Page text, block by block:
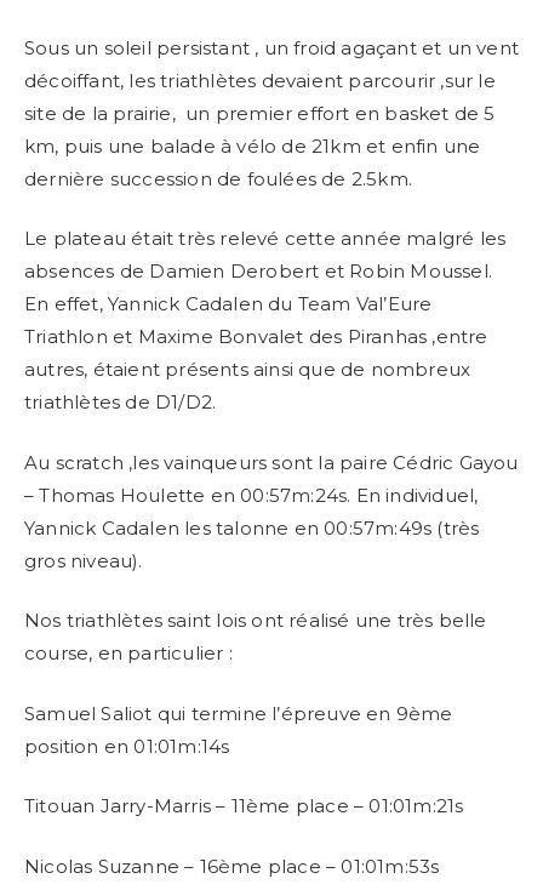
Sous un soleil persistant , un froid agaçant et un vent
décoiffant, les triathlètes devaient parcourir ,sur le
site de la prairie, un premier effort en basket de 5
km, puis une balade à vélo de 21km et enfin une
dernière succession de foulées de 2.5km.
Le plateau était très relevé cette année malgré les
absences de Damien Derobert et Robin Moussel.
En effet, Yannick Cadalen du Team Val’Eure
Triathlon et Maxime Bonvalet des Piranhas ,entre
autres, étaient présents ainsi que de nombreux
triathlètes de D1/D2.
Au scratch ,les vainqueurs sont la paire Cédric Gayou
– Thomas Houlette en 00:57m:24s. En individuel,
Yannick Cadalen les talonne en 00:57m:49s (très
gros niveau).
Nos triathlètes saint lois ont réalisé une très belle
course, en particulier :
Samuel Saliot qui termine l’épreuve en 9ème
position en 01:01m:14s
Titouan Jarry-Marris – 11ème place – 01:01m:21s
Nicolas Suzanne – 16ème place – 01:01m:53s